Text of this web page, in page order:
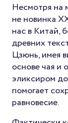
Несмотря на
не новинка
нас в Китай,
древних
Цзюнь, имея
основе чая и
эликсиром
помогает
равновесие.